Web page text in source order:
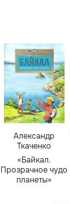
Александр
Ткаченко
«Байкал.
Прозрачное чудо
планеты»